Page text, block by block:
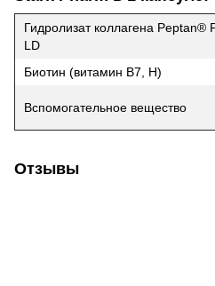
Гидролизат коллагена Peptan®
LD
Биотин (витамин B7, H)
Вспомогательное вещество
Отзывы